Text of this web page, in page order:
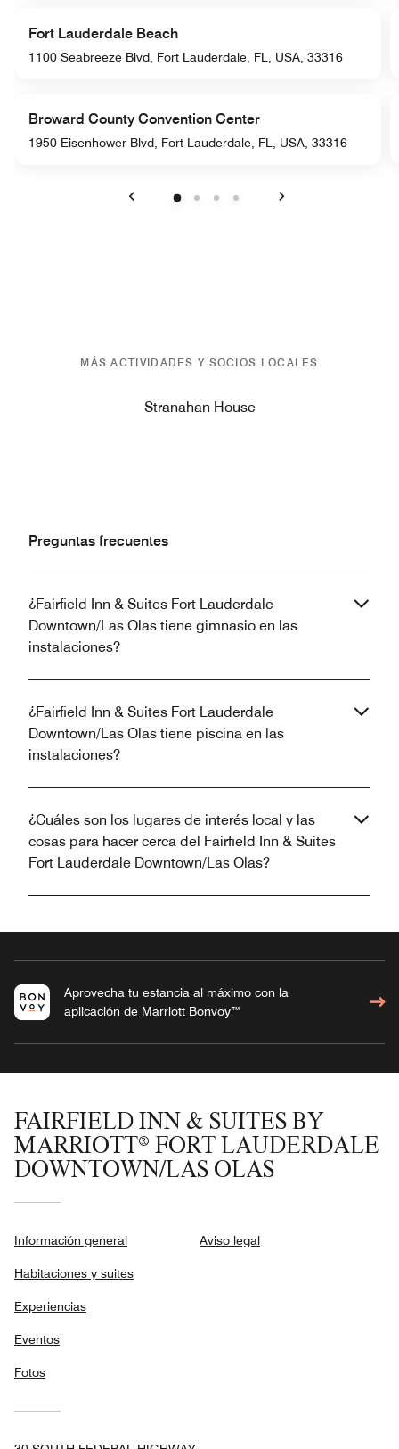
Fort Lauderdale Beach
1100 Seabreeze Blvd, Fort Lauderdale, FL, USA, 33316
Broward County Convention Center
1950 Eisenhower Blvd, Fort Lauderdale, FL, USA, 33316
MÁS ACTIVIDADES Y SOCIOS LOCALES
Stranahan House
Preguntas frecuentes
¿Fairfield Inn & Suites Fort Lauderdale
Downtown/Las Olas tiene gimnasio en las
instalaciones?
¿Fairfield Inn & Suites Fort Lauderdale
Downtown/Las Olas tiene piscina en las
instalaciones?
¿Cuáles son los lugares de interés local y las
cosas para hacer cerca del Fairfield Inn & Suites
Fort Lauderdale Downtown/Las Olas?
Aprovecha tu estancia al máximo con la
aplicación de Marriott Bonvoy™
FAIRFIELD INN & SUITES BY
MARRIOTT® FORT LAUDERDALE
DOWNTOWN/LAS OLAS
Información general
Habitaciones y suites
Experiencias
Eventos
Fotos
Aviso legal